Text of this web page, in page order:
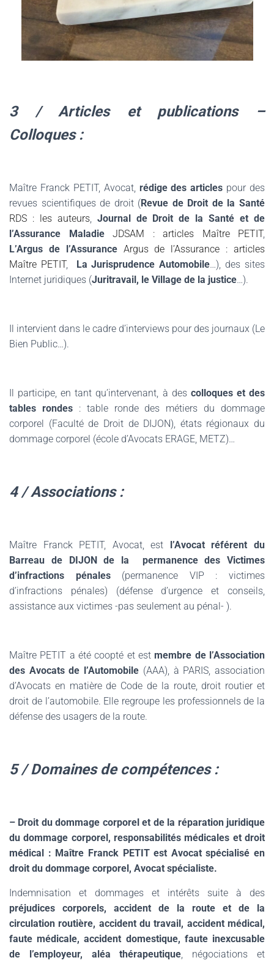
3 / Articles et publications –
Colloques :
Maître Franck PETIT, Avocat, rédige des articles pour des
revues scientifiques de droit (Revue de Droit de la Santé
RDS : les auteurs, Journal de Droit de la Santé et de
l’Assurance Maladie
JDSAM : articles Maître PETIT,
L’Argus de l’Assurance Argus de l’Assurance : articles
Maître PETIT, La Jurisprudence Automobile…), des sites
Internet juridiques (Juritravail, le Village de la justice…).
Il intervient dans le cadre d’interviews pour des journaux (Le
Bien Public…).
Il participe, en tant qu’intervenant, à des colloques et des
tables rondes: table ronde des métiers du dommage
corporel (Faculté de Droit de DIJON), états régionaux du
dommage corporel (école d’Avocats ERAGE, METZ)…
4 / Associations :
Maître Franck PETIT, Avocat, est
l’Avocat référent du
Barreau de DIJON de la
permanence des Victimes
d’infractions pénales(permanence VIP : victimes
d’infractions pénales) (défense d’urgence et conseils,
assistance aux victimes -pas seulement au pénal- ).
Maître PETIT a été coopté et estmembre de l’Association
des Avocats de l’Automobile (AAA), à PARIS, association
d’Avocats en matière de Code de la route, droit routier et
droit de l’automobile. Elle regroupe les professionnels de la
défense des usagers de la route.
5 / Domaines de compétences :
– Droit du dommage corporel et de la réparation juridique
du dommage corporel, responsabilités médicales et droit
médical : Maître Franck PETIT est Avocat spécialisé en
droit du dommage corporel, Avocat spécialiste.
Indemnisation et dommages et intérêts suite à des
préjudices corporels, accident de la route et de la
circulation routière, accident du travail, accident médical,
faute médicale, accident domestique, faute inexcusable
de l’employeur, aléa thérapeutique, négociations et